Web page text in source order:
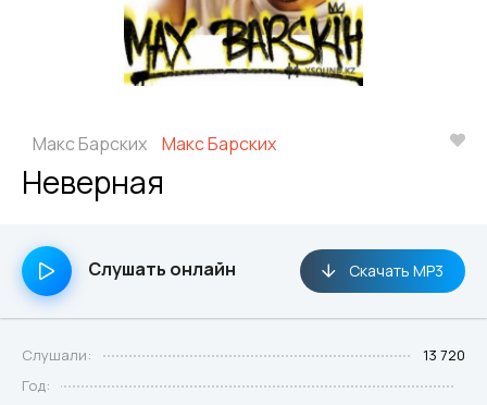
Макс Барских Макс Барских
Неверная
Слушать онлайн Скачать MP3
Слушали:
13 720
Год: